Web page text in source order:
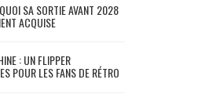
SA SORTIE AVANT 2028
ACQUISE
: UN FLIPPER
POUR LES FANS DE RÉTRO